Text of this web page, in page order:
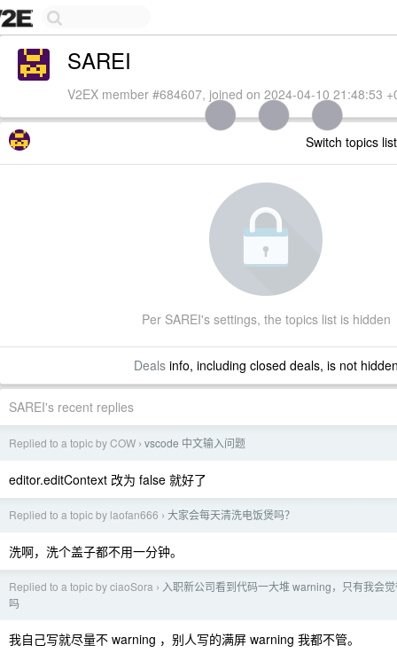
SAREI
V2EX member #684607, joined on 2024-04-10 21:48:53
Switch topics
Per SAREI's settings, the topics list is hidden
Dealsinfo, including closed deals, is not
SAREI's recent replies
Replied to a topic by COW › vscode 中文输入问题
editor.editContext 改为 false 就好了
Replied to a topic by laofan666 › 大家会每天清洗电饭煲吗？
洗啊，洗个盖子都不用一分钟。
Replied to a topic by ciaoSora › 入职新公司看到代码一大堆 warning，只有我会
吗
我自己写就尽量不 warning ，别人写的满屏 warning 我都不管。